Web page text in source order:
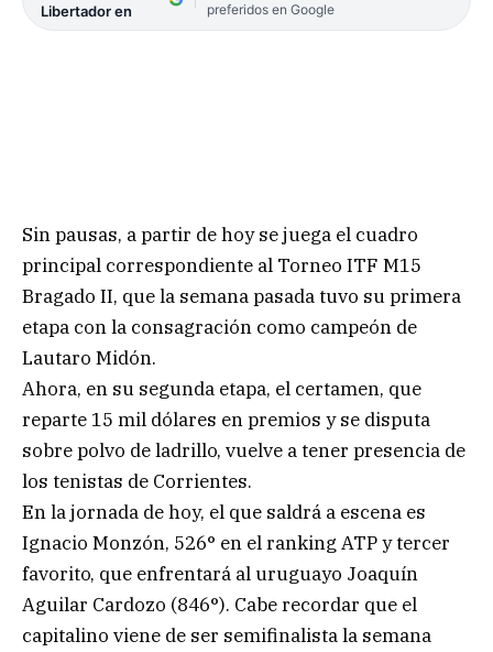
Libertador en
preferidos en Google
Sin pausas, a partir de hoy se juega el cuadro
principal correspondiente al Torneo ITF M15
Bragado II, que la semana pasada tuvo su primera
etapa con la consagración como campeón de
Lautaro Midón.
Ahora, en su segunda etapa, el certamen, que
reparte 15 mil dólares en premios y se disputa
sobre polvo de ladrillo, vuelve a tener presencia de
los tenistas de Corrientes.
En la jornada de hoy, el que saldrá a escena es
Ignacio Monzón, 526° en el ranking ATP y tercer
favorito, que enfrentará al uruguayo Joaquín
Aguilar Cardozo (846°). Cabe recordar que el
capitalino viene de ser semifinalista la semana